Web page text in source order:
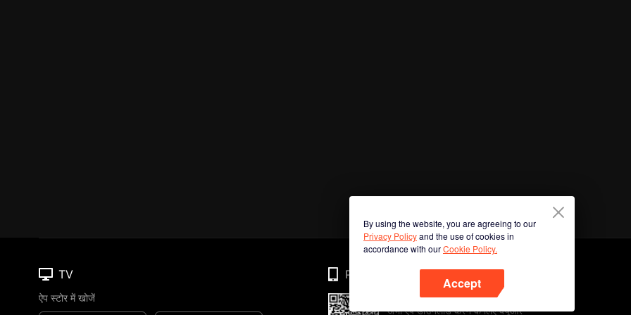
By using the website, you are agreeing to our
Privacy Policyand the use of cookies in
accordance with ourCookie Policy.
Accept
TV
ऐप स्टोर में खोजें
Phone
अभी ऐप डाउनलोड करने के लिए क्यूआर